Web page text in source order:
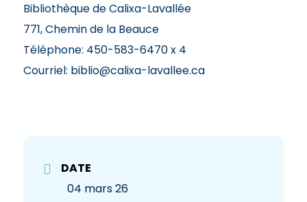
Bibliothèque de Calixa-Lavallée
771, Chemin de la Beauce
Téléphone: 450-583-6470 x 4
Courriel: biblio@calixa-lavallee.ca
DATE
04 mars 26